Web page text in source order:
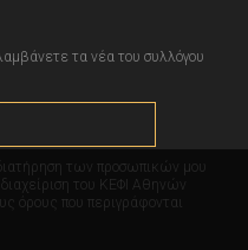
τα νέα του συλλόγου
των προσωπικών μου
του ΚΕΦΙ Αθηνών
όρους που περιγράφονται